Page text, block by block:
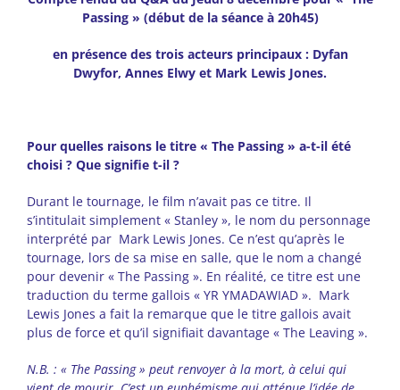
Passing » (début de la séance à 20h45)
en présence des trois acteurs principaux : Dyfan
Dwyfor, Annes Elwy et Mark Lewis Jones.
Pour quelles raisons le titre « The Passing » a-t-il été
choisi ? Que signifie t-il ?
Durant le tournage, le film n’avait pas ce titre. Il
s’intitulait simplement « Stanley », le nom du personnage
interprété par Mark Lewis Jones. Ce n’est qu’après le
tournage, lors de sa mise en salle, que le nom a changé
pour devenir « The Passing ». En réalité, ce titre est une
traduction du terme gallois « YR YMADAWIAD ». Mark
Lewis Jones a fait la remarque que le titre gallois avait
plus de force et qu’il signifiait davantage « The Leaving ».
N.B. : « The Passing » peut renvoyer à la mort, à celui qui